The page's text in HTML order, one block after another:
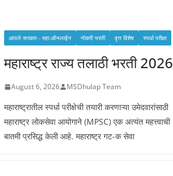
आपले सरकार - महा-ऑनलाईन नोकरी भरती वृत्त विशेष स्पर्धा परीक्षा
महाराष्ट्र राज्य तलाठी भरती 2026
August 6, 2026 MSDhulap Team
महाराष्ट्रातील स्पर्धा परीक्षेची तयारी करणाऱ्या उमेदवारांसाठी
महाराष्ट्र लोकसेवा आयोगाने (MPSC) एक अत्यंत महत्त्वाची
बातमी प्रसिद्ध केली आहे. महाराष्ट्र गट-क सेवा